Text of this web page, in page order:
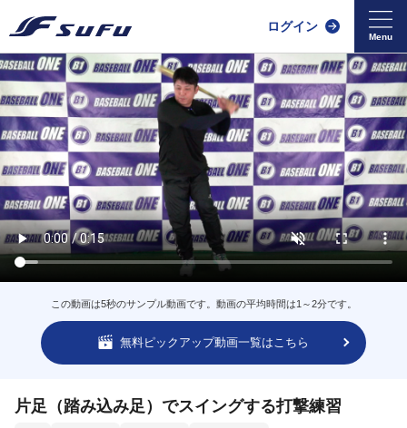
ログイン
この動画は5秒のサンプル動画です。動画の平均時間は1～2分です。
無料ピックアップ動画一覧はこちら
片足（踏み込み足）でスイングする打撃練習